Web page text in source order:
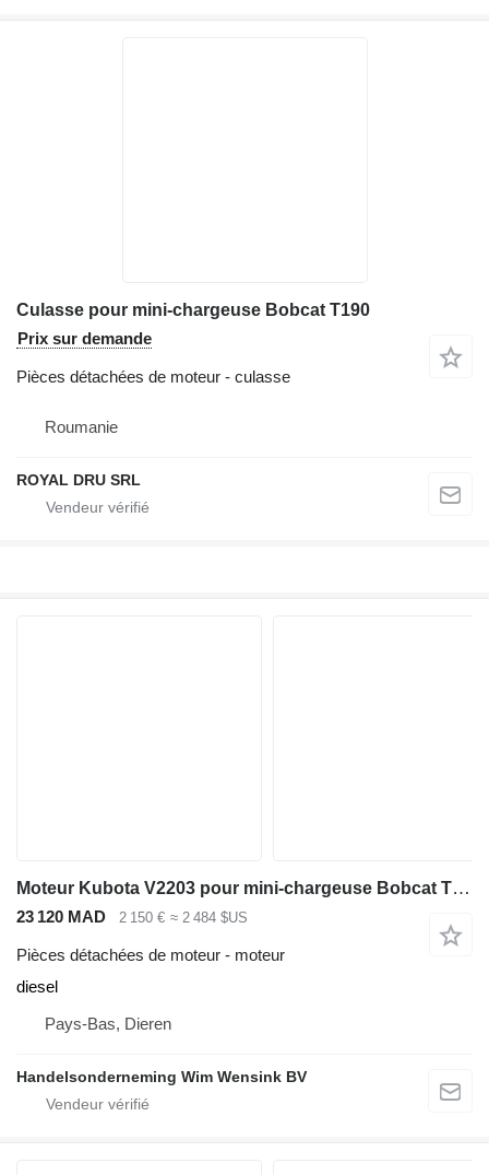
Culasse pour mini-chargeuse Bobcat T190
Prix sur demande
Pièces détachées de moteur - culasse
Roumanie
ROYAL DRU SRL
Moteur Kubota V2203 pour mini-chargeuse Bobcat T 140
23 120 MAD 2 150 € ≈ 2 484 $US
Pièces détachées de moteur - moteur
diesel
Pays-Bas, Dieren
Handelsonderneming Wim Wensink BV